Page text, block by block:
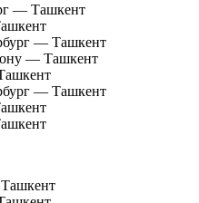
— Ташкент
— Ташкент
— Ташкент
— Ташкент